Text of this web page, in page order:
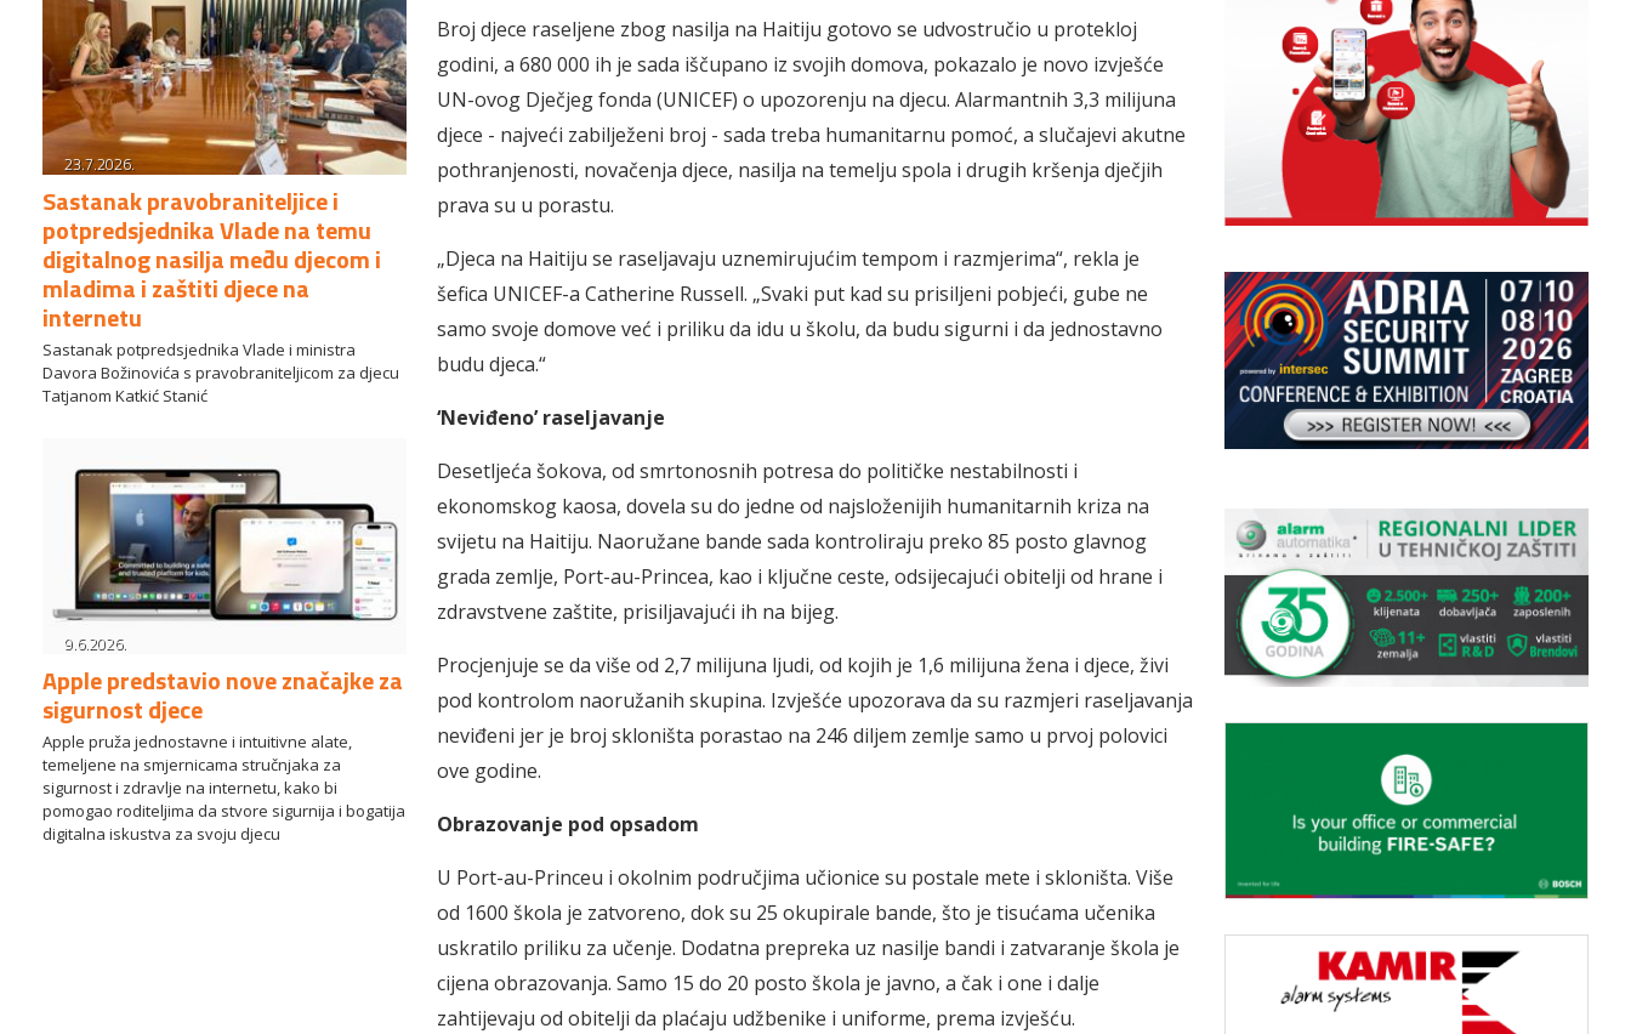
23.7.2026.
Sastanak pravobraniteljice i
potpredsjednika Vlade na temu
digitalnog nasilja među djecom i
mladima i zaštiti djece na
internetu
Sastanak potpredsjednika Vlade i ministra
Davora Božinovića s pravobraniteljicom za djecu
Tatjanom Katkić Stanić
9.6.2026.
Apple predstavio nove značajke za
sigurnost djece
Apple pruža jednostavne i intuitivne alate,
temeljene na smjernicama stručnjaka za
sigurnost i zdravlje na internetu, kako bi
pomogao roditeljima da stvore sigurnija i bogatija
digitalna iskustva za svoju djecu
Broj djece raseljene zbog nasilja na Haitiju gotovo se udvostručio u protekloj
godini, a 680 000 ih je sada iščupano iz svojih domova, pokazalo je novo izvješće
UN-ovog Dječjeg fonda (UNICEF) o upozorenju na djecu. Alarmantnih 3,3 milijuna
djece - najveći zabilježeni broj - sada treba humanitarnu pomoć, a slučajevi akutne
pothranjenosti, novačenja djece, nasilja na temelju spola i drugih kršenja dječjih
prava su u porastu.
„Djeca na Haitiju se raseljavaju uznemirujućim tempom i razmjerima“, rekla je
šefica UNICEF-a Catherine Russell. „Svaki put kad su prisiljeni pobjeći, gube ne
samo svoje domove već i priliku da idu u školu, da budu sigurni i da jednostavno
budu djeca.“
‘Neviđeno’ raseljavanje
Desetljeća šokova, od smrtonosnih potresa do političke nestabilnosti i
ekonomskog kaosa, dovela su do jedne od najsloženijih humanitarnih kriza na
svijetu na Haitiju. Naoružane bande sada kontroliraju preko 85 posto glavnog
grada zemlje, Port-au-Princea, kao i ključne ceste, odsijecajući obitelji od hrane i
zdravstvene zaštite, prisiljavajući ih na bijeg.
Procjenjuje se da više od 2,7 milijuna ljudi, od kojih je 1,6 milijuna žena i djece, živi
pod kontrolom naoružanih skupina. Izvješće upozorava da su razmjeri raseljavanja
neviđeni jer je broj skloništa porastao na 246 diljem zemlje samo u prvoj polovici
ove godine.
Obrazovanje pod opsadom
U Port-au-Princeu i okolnim područjima učionice su postale mete i skloništa. Više
od 1600 škola je zatvoreno, dok su 25 okupirale bande, što je tisućama učenika
uskratilo priliku za učenje. Dodatna prepreka uz nasilje bandi i zatvaranje škola je
cijena obrazovanja. Samo 15 do 20 posto škola je javno, a čak i one i dalje
zahtijevaju od obitelji da plaćaju udžbenike i uniforme, prema izvješću.